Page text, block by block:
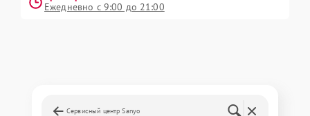
Ежедневно с 9:00 до 21:00
Сервисный центр Sanyo